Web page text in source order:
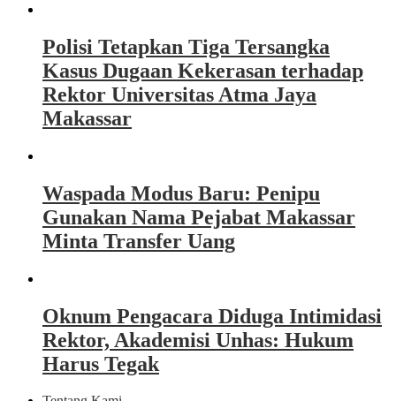
Polisi Tetapkan Tiga Tersangka
Kasus Dugaan Kekerasan terhadap
Rektor Universitas Atma Jaya
Makassar
Waspada Modus Baru: Penipu
Gunakan Nama Pejabat Makassar
Minta Transfer Uang
Oknum Pengacara Diduga Intimidasi
Rektor, Akademisi Unhas: Hukum
Harus Tegak